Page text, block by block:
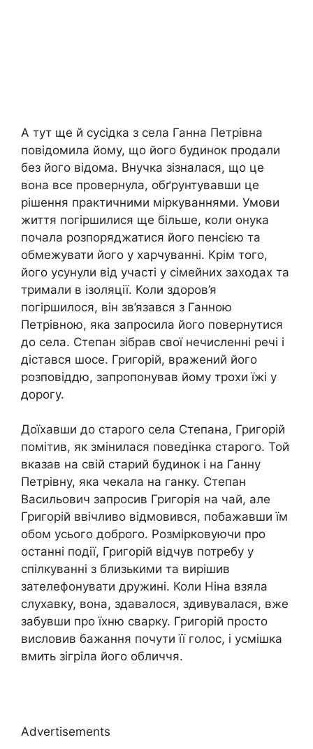
А тут ще й сусідка з села Ганна Петрівна
повідомила йому, що його будинок продали
без його відома. Внучка зізналася, що це
вона все провернула, обґрунтувавши це
рішення практичними міркуваннями. Умови
життя погіршилися ще більше, коли онука
почала розпоряджатися його пенсією та
обмежувати його у харчуванні. Крім того,
його усунули від участі у сімейних заходах та
тримали в ізоляції. Коли здоров’я
погіршилося, він зв’язався з Ганною
Петрівною, яка запросила його повернутися
до села. Степан зібрав свої нечисленні речі і
дістався шосе. Григорій, вражений його
розповіддю, запропонував йому трохи їжі у
дорогу.
Доїхавши до старого села Степана, Григорій
помітив, як змінилася поведінка старого. Той
вказав на свій старий будинок і на Ганну
Петрівну, яка чекала на ганку. Степан
Васильович запросив Григорія на чай, але
Григорій ввічливо відмовився, побажавши їм
обом усього доброго. Розмірковуючи про
останні події, Григорій відчув потребу у
спілкуванні з близькими та вирішив
зателефонувати дружині. Коли Ніна взяла
слухавку, вона, здавалося, здивувалася, вже
забувши про їхню сварку. Григорій просто
висловив бажання почути її голос, і усмішка
вмить зігріла його обличчя.
Advertisements